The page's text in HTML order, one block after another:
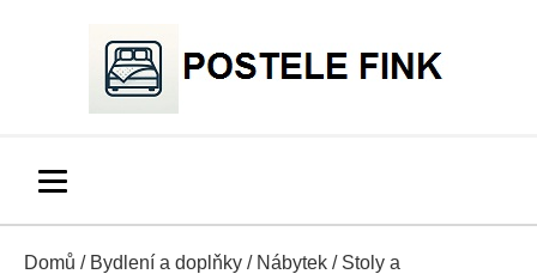
Domů / Bydlení a doplňky / Nábytek / Stoly a